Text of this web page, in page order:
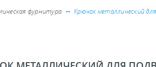
фурнитура Крючок металлический